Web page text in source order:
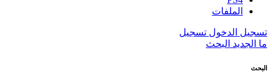
الملفات
تسجيل الدخول تسجيل
ما الجديد البحث
البحث